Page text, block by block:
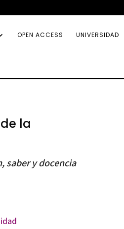
OPEN ACCESS UNIVERSIDAD
la
saber y docencia